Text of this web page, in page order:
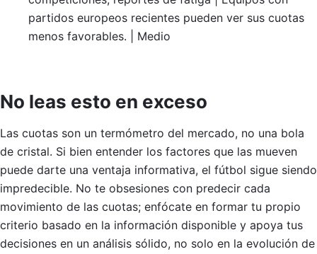
partidos europeos recientes pueden ver sus cuotas
menos favorables. | Medio
No leas esto en exceso
Las cuotas son un termómetro del mercado, no una bola
de cristal. Si bien entender los factores que las mueven
puede darte una ventaja informativa, el fútbol sigue siendo
impredecible. No te obsesiones con predecir cada
movimiento de las cuotas; enfócate en formar tu propio
criterio basado en la información disponible y apoya tus
decisiones en un análisis sólido, no solo en la evolución de